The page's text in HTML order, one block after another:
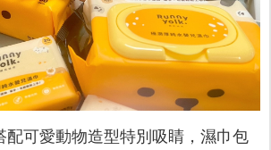
配可愛動物造型特別吸睛，濕巾包